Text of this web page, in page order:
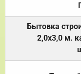
Бытовка
2,0х3,0 м.